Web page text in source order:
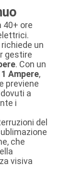
40+ ore
richiede un
gestire
. Con un
Ampere,
previene
a
i
del
che
visiva